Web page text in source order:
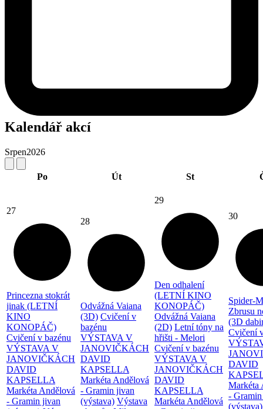
Kalendář akcí
Srpen2026
Po Út St
27
Princezna stokrát
jinak (LETNÍ
KINO
KONOPÁČ)
Cvičení v bazénu
VÝSTAVA V
JANOVIČKÁCH
DAVID
KAPSELLA
Markéta Andělová
- Gramin jivan
28
Odvážná Vaiana
(3D) Cvičení v
bazénu
VÝSTAVA V
JANOVIČKÁCH
DAVID
KAPSELLA
Markéta Andělová
- Gramin jivan
(výstava) Výstava
29
Den odhalení
(LETNÍ KINO
KONOPÁČ)
Odvážná Vaiana
(2D) Letní tóny na
hřišti - Melori
Cvičení v bazénu
VÝSTAVA V
JANOVIČKÁCH
DAVID
KAPSELLA
Markéta Andělová
30
Spider-
Zbrusu
(3D
Cvičení
DAVID
Markéta
-
(výstava)